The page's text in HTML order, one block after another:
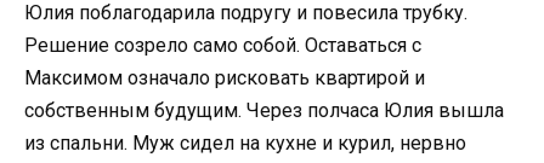
Юлия поблагодарила подругу и повесила трубку.
Решение созрело само собой. Оставаться с
Максимом означало рисковать квартирой и
собственным будущим. Через полчаса Юлия вышла
из спальни. Муж сидел на кухне и курил, нервно